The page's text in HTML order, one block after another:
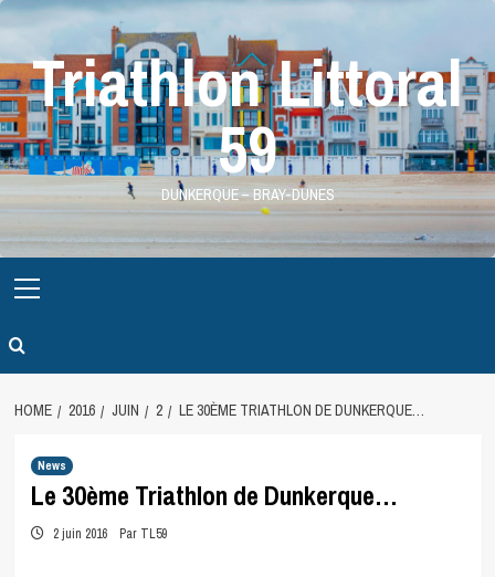
Skip
contentTriathlon Littoral
59
DUNKERQUE – BRAY-DUNES
Menu
HOME 2016 JUIN 2 LE 30ÈME TRIATHLON DE DUNKERQUE…
News
Le 30ème Triathlon de Dunkerque…
2 juin 2016 Par TL59